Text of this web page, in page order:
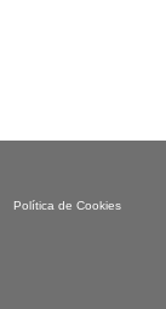
Política de Cookies